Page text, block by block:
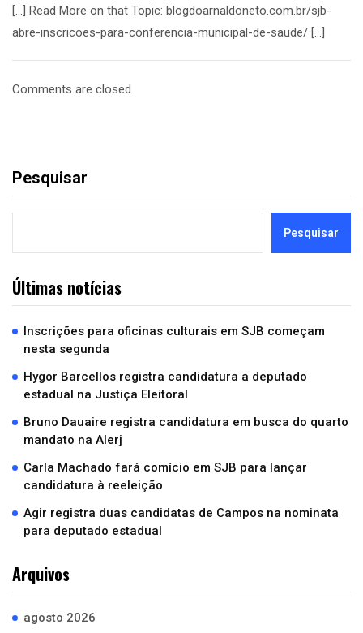
[…] Read More on that Topic: blogdoarnaldoneto.com.br/sjb-
abre-inscricoes-para-conferencia-municipal-de-saude/ […]
Comments are closed.
Pesquisar
Pesquisar
Últimas notícias
Inscrições para oficinas culturais em SJB começam
nesta segunda
Hygor Barcellos registra candidatura a deputado
estadual na Justiça Eleitoral
Bruno Dauaire registra candidatura em busca do quarto
mandato na Alerj
Carla Machado fará comício em SJB para lançar
candidatura à reeleição
Agir registra duas candidatas de Campos na nominata
para deputado estadual
Arquivos
agosto 2026